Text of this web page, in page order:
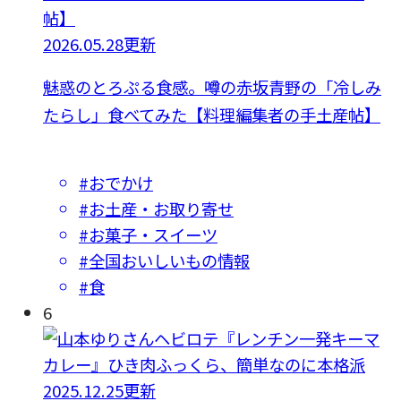
2026.05.28更新
魅惑のとろぷる食感。噂の赤坂青野の「冷しみ
たらし」食べてみた【料理編集者の手土産帖】
#おでかけ
#お土産・お取り寄せ
#お菓子・スイーツ
#全国おいしいもの情報
#食
6
2025.12.25更新